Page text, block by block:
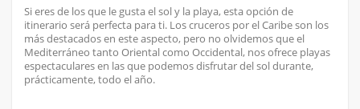
Si eres de los que le gusta el sol y la playa, esta opción de
itinerario será perfecta para ti. Los cruceros por el Caribe son los
más destacados en este aspecto, pero no olvidemos que el
Mediterráneo tanto Oriental como Occidental, nos ofrece playas
espectaculares en las que podemos disfrutar del sol durante,
prácticamente, todo el año.